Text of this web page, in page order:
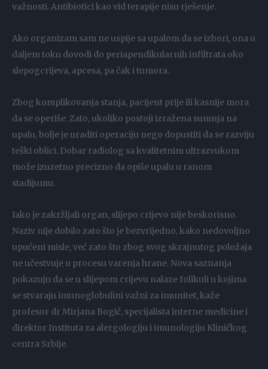
važnosti. Antibiotici kao vid terapije nisu rješenje.
Ako organizam sam ne uspije sa upalom da se izbori, ona u
daljem toku dovodi do periapendikularnih infiltrata oko
slepogcrijeva, apcesa, pa čak i tumora.
Zbog komplikovanja stanja, pacijent prije ili kasnije mora
da se operiše. Zato, ukoliko postoji izražena sumnja na
upalu, bolje je uraditi operaciju nego dopustiti da se razviju
teški oblici. Dobar radiolog sa kvalitetnim ultrazvukom
može izuzetno precizno da opiše upalu u ranom
stadijumu.
Iako je zakržljali organ, slijepo crijevo nije beskorisno.
Naziv nije dobilo zato što je bezvrijedno, kako nedovoljno
upućeni misle, već zato što zbog svog skrajnutog položaja
ne učestvuje u procesu varenja hrane. Nova saznanja
pokazuju da se u slijepom crijevu nalaze folikuli u kojima
se stvaraju imunoglobulini važni za imunitet, kaže
profesor dr Mirjana Bogić, specijalista interne medicine i
direktor Instituta za alergologiju i imunologiju Kliničkog
centra Srbije.